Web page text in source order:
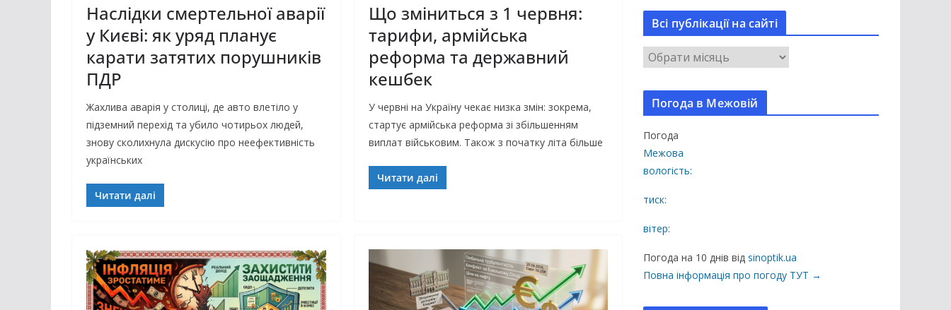
Наслідки смертельної аварії
у Києві: як уряд планує
карати затятих порушників
ПДР
Жахлива аварія у столиці, де авто влетіло у
підземний перехід та убило чотирьох людей,
знову сколихнула дискусію про неефективність
українських
Читати далі
Що зміниться з 1 червня:
тарифи, армійська
реформа та державний
кешбек
У червні на Україну чекає низка змін: зокрема,
стартує армійська реформа зі збільшенням
виплат військовим. Також з початку літа більше
Читати далі
Всі публікації на сайті
В
с
і
б
л
і
к
ц
Погода в Межовій
Погода
Межова
вологість:
тиск:
вітер:
Погода на 10 днів від sinoptik.ua
Повна інформація про погоду ТУТ →